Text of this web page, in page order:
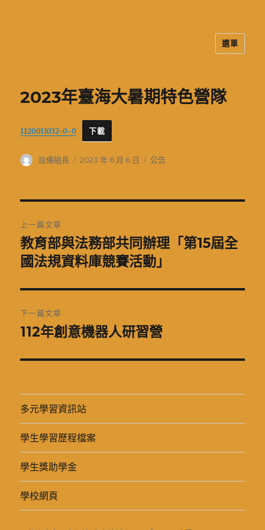
選單
2023年臺海大暑期特色營隊
1120011032-0-0 下載
作
設備組長
發
2023 年 6 月 6 日
分
公告
章
導
覽
上一篇文章
上
一
文
章:
教育部與法務部共同辦理「第15屆全
國法規資料庫競賽活動」
下一篇文章
下
篇
章:
112年創意機器人研習營
多元學習資訊站
學生學習歷程檔案
學生獎助學金
學校網頁